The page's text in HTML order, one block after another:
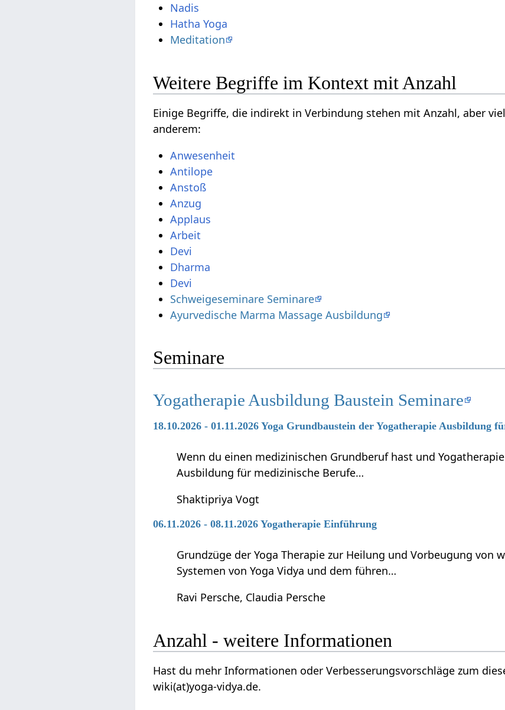
Nadis
Hatha Yoga
Meditation
Einige Begriffe, die indirekt in Verbindung stehen mit Anzahl‏‎, aber vielleicht doch interessant sein können, sind unter
anderem:
Arbeit
Devi
Dharma
Devi
Schweigeseminare Seminare
Ayurvedische Marma Massage Ausbildung
Seminare
Yogatherapie Ausbildung Baustein Seminare
18.10.2026 - 01.11.2026 Yoga Grundbaustein der Yogatherapie Ausbildung
Wenn du einen medizinischen Grundberuf hast und
Ausbildung für medizinische Berufe…
Shaktipriya Vogt
06.11.2026 - 08.11.2026 Yogatherapie Einführung
Grundzüge der Yoga Therapie zur Heilung und Vorbeugung von
Systemen von Yoga Vidya und dem führen…
Ravi Persche, Claudia Persche
Anzahl‏‎ - weitere Informationen
Hast du mehr Informationen oder Verbesserungsvorschläge zum diesem Artikel über
wiki(at)yoga-vidya.de.